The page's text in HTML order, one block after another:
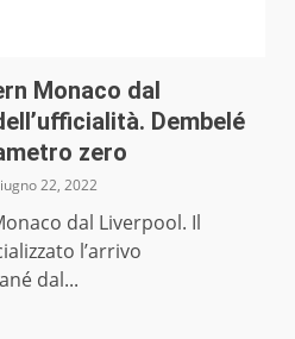
Monaco dal
Dembelé
zero
22, 2022
dal Liverpool. Il
l’arrivo
dal...